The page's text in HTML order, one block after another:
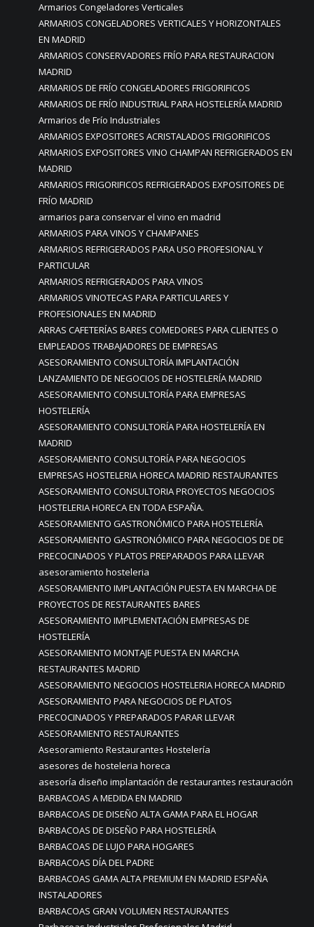
Armarios Congeladores Verticales
ARMARIOS CONGELADORES VERTICALES Y HORIZONTALES
EN MADRID
ARMARIOS CONSERVADORES FRÍO PARA RESTAURACION
MADRID
ARMARIOS DE FRÍO CONGELADORES FRIGORIFICOS
ARMARIOS DE FRÍO INDUSTRIAL PARA HOSTELERÍA MADRID
Armarios de Frío Industriales
ARMARIOS EXPOSITORES ACRISTALADOS FRIGORIFICOS
ARMARIOS EXPOSITORES VINO CHAMPAN REFRIGERADOS EN
MADRID
ARMARIOS FRIGORIFICOS REFRIGERADOS EXPOSITORES DE
FRÍO MADRID
armarios para conservar el vino en madrid
ARMARIOS PARA VINOS Y CHAMPANES
ARMARIOS REFRIGERADOS PARA USO PROFESIONAL Y
PARTICULAR
ARMARIOS REFRIGERADOS PARA VINOS
ARMARIOS VINOTECAS PARA PARTICULARES Y
PROFESIONALES EN MADRID
ARRAS CAFETERÍAS BARES COMEDORES PARA CLIENTES O
EMPLEADOS TRABAJADORES DE EMPRESAS
ASESORAMIENTO CONSULTORÍA IMPLANTACIÓN
LANZAMIENTO DE NEGOCIOS DE HOSTELERÍA MADRID
ASESORAMIENTO CONSULTORÍA PARA EMPRESAS
HOSTELERÍA
ASESORAMIENTO CONSULTORÍA PARA HOSTELERÍA EN
MADRID
ASESORAMIENTO CONSULTORÍA PARA NEGOCIOS
EMPRESAS HOSTELERIA HORECA MADRID RESTAURANTES
ASESORAMIENTO CONSULTORIA PROYECTOS NEGOCIOS
HOSTELERIA HORECA EN TODA ESPAÑA.
ASESORAMIENTO GASTRONÓMICO PARA HOSTELERÍA
ASESORAMIENTO GASTRONÓMICO PARA NEGOCIOS DE DE
PRECOCINADOS Y PLATOS PREPARADOS PARA LLEVAR
asesoramiento hosteleria
ASESORAMIENTO IMPLANTACIÓN PUESTA EN MARCHA DE
PROYECTOS DE RESTAURANTES BARES
ASESORAMIENTO IMPLEMENTACIÓN EMPRESAS DE
HOSTELERÍA
ASESORAMIENTO MONTAJE PUESTA EN MARCHA
RESTAURANTES MADRID
ASESORAMIENTO NEGOCIOS HOSTELERIA HORECA MADRID
ASESORAMIENTO PARA NEGOCIOS DE PLATOS
PRECOCINADOS Y PREPARADOS PARAR LLEVAR
ASESORAMIENTO RESTAURANTES
Asesoramiento Restaurantes Hostelería
asesores de hosteleria horeca
asesoría diseño implantación de restaurantes restauración
BARBACOAS A MEDIDA EN MADRID
BARBACOAS DE DISEÑO ALTA GAMA PARA EL HOGAR
BARBACOAS DE DISEÑO PARA HOSTELERÍA
BARBACOAS DE LUJO PARA HOGARES
BARBACOAS DÍA DEL PADRE
BARBACOAS GAMA ALTA PREMIUM EN MADRID ESPAÑA
INSTALADORES
BARBACOAS GRAN VOLUMEN RESTAURANTES